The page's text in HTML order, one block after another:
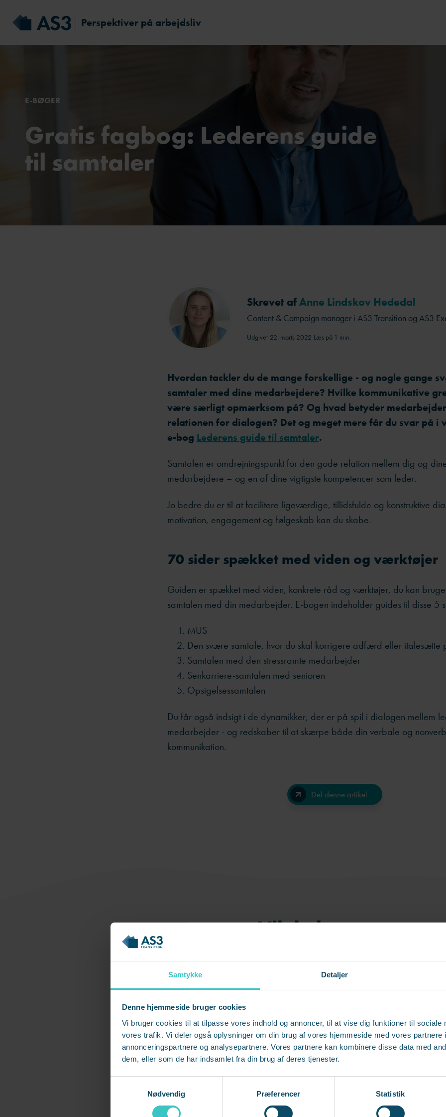
Samtykke Detaljer
Denne hjemmeside bruger cookies
Vi bruger cookies til at tilpasse vores indhold og annoncer, til at vise dig funktioner til sociale
vores trafik. Vi deler også oplysninger om din brug af vores hjemmeside med vores partnere
annonceringspartnere og analysepartnere. Vores partnere kan kombinere disse data med
dem, eller som de har indsamlet fra din brug af deres tjenester.
Nødvendig Præferencer Statistik
Perspektiver på arbejdsliv
E-BØGER
Gratis fagbog: Lederens guide
til samtaler
Skrevet afAnne Lindskov Hededal
Content & Campaign manager i AS3 Transition og AS3
Udgivet 22. marts 2022 Læs på 1 min.
Hvordan tackler du de mange forskellige - og nogle gange
samtaler med dine medarbejdere? Hvilke kommunikative
være særligt opmærksom på? Og hvad betyder
relationen for dialogen? Det og meget mere får du svar på i
e-bog Lederens guide til samtaler.
Samtalen er omdrejningspunkt for den gode relation mellem dig og
medarbejdere – og en af dine vigtigste kompetencer som leder.
Jo bedre du er til at facilitere ligeværdige, tillidsfulde og konstruktive
motivation, engagement og følgeskab kan du skabe.
70 sider spækket med viden og værktøjer
Guiden er spækket med viden, konkrete råd og værktøjer, du kan
samtalen med din medarbejder. E-bogen indeholder guides til disse 5
MUS
Den svære samtale, hvor du skal korrigere adfærd eller italesætte
Samtalen med den stressramte medarbejder
Senkarriere-samtalen med senioren
Opsigelsessamtalen
Du får også indsigt i de dynamikker, der er på spil i dialogen mellem
medarbejder - og redskaber til at skærpe både din verbale og
kommunikation.
Del denne artikel
Vil du høre mere
Udfyld formularen, hvis du ønsker sparring eller har spørgsmål til
Så kontakter jeg dig.
Fornavn * Efternavn